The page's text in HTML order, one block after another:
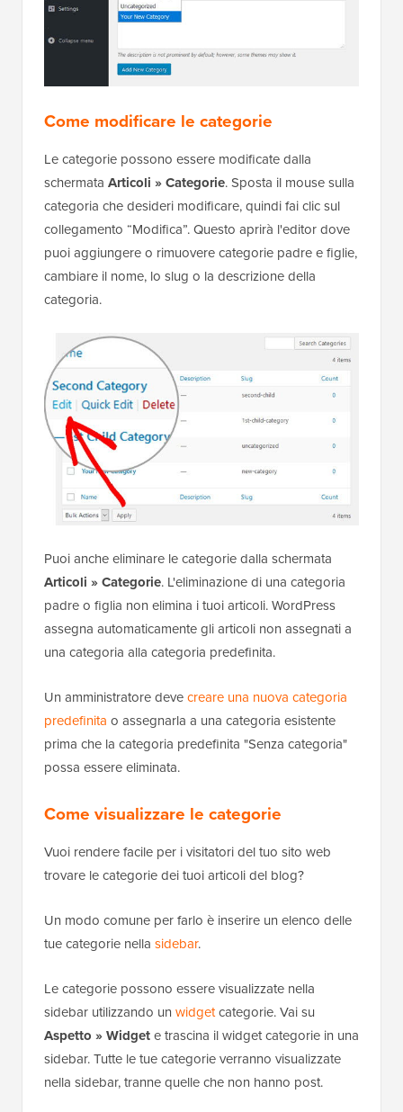
Come modificare le categorie
Le categorie possono essere modificate dalla
schermata Articoli » Categorie. Sposta il mouse sulla
categoria che desideri modificare, quindi fai clic sul
collegamento “Modifica”. Questo aprirà l'editor dove
puoi aggiungere o rimuovere categorie padre e figlie,
cambiare il nome, lo slug o la descrizione della
categoria.
Puoi anche eliminare le categorie dalla schermata
Articoli » Categorie. L'eliminazione di una categoria
padre o figlia non elimina i tuoi articoli. WordPress
assegna automaticamente gli articoli non assegnati a
una categoria alla categoria predefinita.
Un amministratore devecreare una nuova categoria
predefinita o assegnarla a una categoria esistente
prima che la categoria predefinita "Senza categoria"
possa essere eliminata.
Come visualizzare le categorie
Vuoi rendere facile per i visitatori del tuo sito web
trovare le categorie dei tuoi articoli del blog?
Un modo comune per farlo è inserire un elenco delle
tue categorie nella sidebar.
Le categorie possono essere visualizzate nella
sidebar utilizzando un widgetcategorie. Vai su
Aspetto » Widgete trascina il widget categorie in una
sidebar. Tutte le tue categorie verranno visualizzate
nella sidebar, tranne quelle che non hanno post.